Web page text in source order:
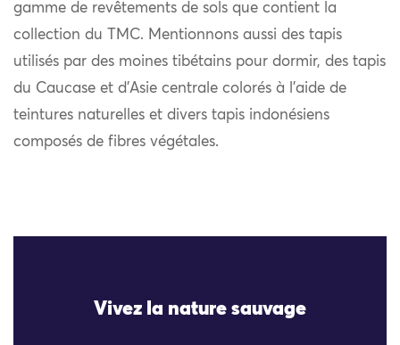
gamme de revêtements de sols que contient la
collection du TMC. Mentionnons aussi des tapis
utilisés par des moines tibétains pour dormir, des tapis
du Caucase et d’Asie centrale colorés à l’aide de
teintures naturelles et divers tapis indonésiens
composés de fibres végétales.
Vivez la nature sauvage